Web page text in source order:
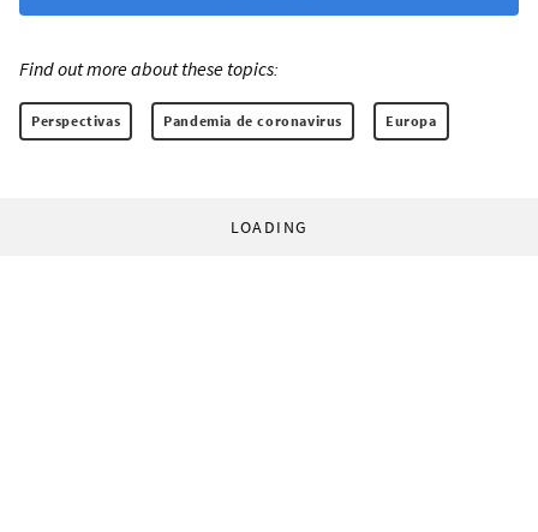
Find out more about these topics:
Perspectivas Pandemia de coronavirus Europa
LOADING